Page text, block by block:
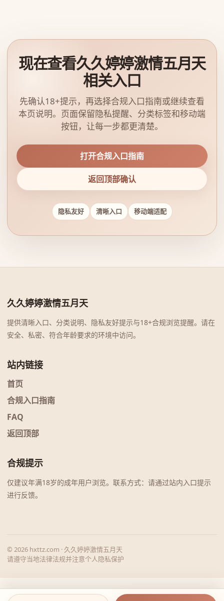
现在查看久久婷婷激情五月天
相关入口
先确认18+提示，再选择合规入口指南或继续查看
本页说明。页面保留隐私提醒、分类标签和移动端
按钮，让每一步都更清楚。
打开合规入口指南
返回顶部确认
隐私友好 清晰入口 移动端适配
久久婷婷激情五月天
提供清晰入口、分类说明、隐私友好提示与18+合规浏览提醒。请在
安全、私密、符合年龄要求的环境中访问。
站内链接
首页
合规入口指南
FAQ
返回顶部
合规提示
仅建议年满18岁的成年用户浏览。联系方式：请通过站内入口提示
进行反馈。
© 2026 hxttz.com · 久久婷婷激情五月天
请遵守当地法律法规并注意个人隐私保护